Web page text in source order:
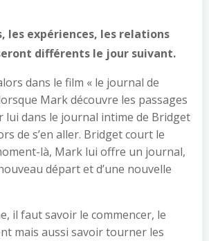
les expériences, les relations
différents le jour suivant.
dans le film « le journal de
Mark découvre les passages
lui dans le journal intime de Bridget
de s’en aller. Bridget court le
là, Mark lui offre un journal,
départ et d’une nouvelle
il faut savoir le commencer, le
mais aussi savoir tourner les